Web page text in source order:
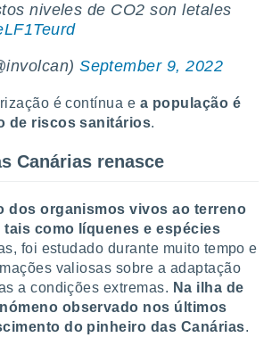
niveles de CO2 son letales
September 9, 2022
é contínua e a população é
de riscos sanitários.
Canárias renasce
dos organismos vivos ao terreno
como líquenes e espécies
foi estudado durante muito tempo e
valiosas sobre a adaptação
a condições extremas. Na ilha de
observado nos últimos
do pinheiro das Canárias.